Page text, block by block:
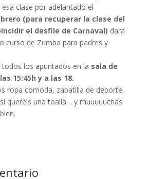
clase por adelantado el
(para recuperar la clase del
el desfile de Carnaval) dará
curso de Zumba para padres y
los apuntados en la sala de
15:45h y a las 18.
ropa comoda, zapatilla de deporte,
queréis una toalla… y muuuuuchas